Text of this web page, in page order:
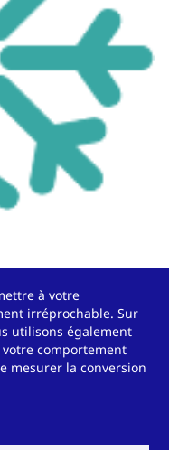
à votre
irréprochable. Sur
utilisons également
comportement
mesurer la conversion